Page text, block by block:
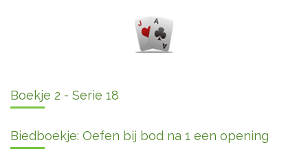
Boekje 2 - Serie 18
Biedboekje: Oefen bij bod na 1 een opening